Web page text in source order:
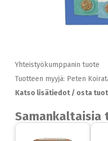
Yhteistyökumppanin tuote
Tuotteen myyjä: Peten
Katso lisätiedot / osta